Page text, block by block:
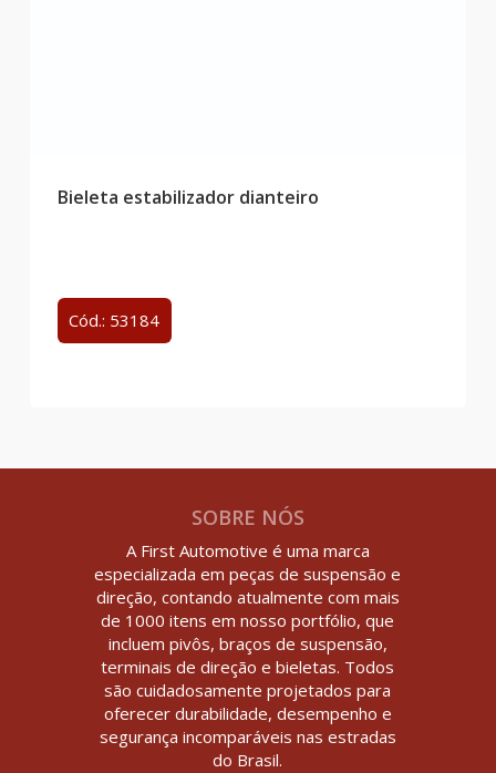
Bieleta estabilizador dianteiro
Cód.: 53184
SOBRE NÓS
A First Automotive é uma marca
especializada em peças de suspensão e
direção, contando atualmente com mais
de 1000 itens em nosso portfólio, que
incluem pivôs, braços de suspensão,
terminais de direção e bieletas. Todos
são cuidadosamente projetados para
oferecer durabilidade, desempenho e
segurança incomparáveis nas estradas
do Brasil.